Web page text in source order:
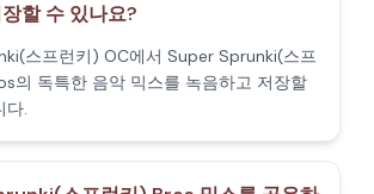
할 수 있나요?
스프런키) OC에서 Super Sprunki(스프
의 독특한 음악 믹스를 녹음하고 저장할
다.